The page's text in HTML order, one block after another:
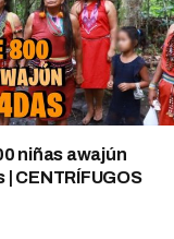
niñas awajún
CENTRÍFUGOS